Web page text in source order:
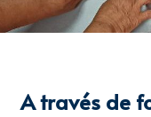
A través de